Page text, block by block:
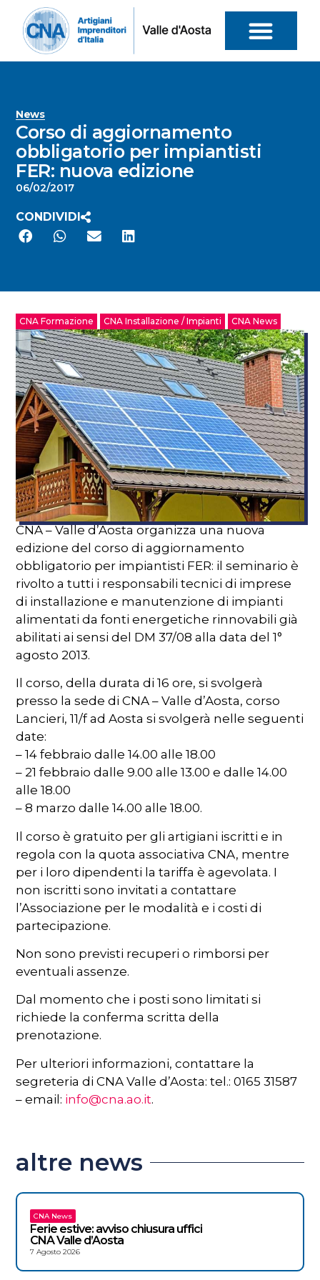
News
Corso di aggiornamento
obbligatorio per impiantisti
FER: nuova edizione
06/02/2017
CONDIVIDI
CNA Formazione CNA Installazione / Impianti CNA News
CNA – Valle d’Aosta organizza una nuova
edizione del corso di aggiornamento
obbligatorio per impiantisti FER: il seminario è
rivolto a tutti i responsabili tecnici di imprese
di installazione e manutenzione di impianti
alimentati da fonti energetiche rinnovabili già
abilitati ai sensi del DM 37/08 alla data del 1°
agosto 2013.
Il corso, della durata di 16 ore, si svolgerà
presso la sede di CNA – Valle d’Aosta, corso
Lancieri, 11/f ad Aosta si svolgerà nelle seguenti
date:
– 14 febbraio dalle 14.00 alle 18.00
– 21 febbraio dalle 9.00 alle 13.00 e dalle 14.00
alle 18.00
– 8 marzo dalle 14.00 alle 18.00.
Il corso è gratuito per gli artigiani iscritti e in
regola con la quota associativa CNA, mentre
per i loro dipendenti la tariffa è agevolata. I
non iscritti sono invitati a contattare
l’Associazione per le modalità e i costi di
partecipazione.
Non sono previsti recuperi o rimborsi per
eventuali assenze.
Dal momento che i posti sono limitati si
richiede la conferma scritta della
prenotazione.
Per ulteriori informazioni, contattare la
segreteria di CNA Valle d’Aosta: tel.: 0165 31587
– email: info@cna.ao.it.
altre news
CNA News
Ferie estive: avviso chiusura uffici
CNA Valle d’Aosta
7 Agosto 2026